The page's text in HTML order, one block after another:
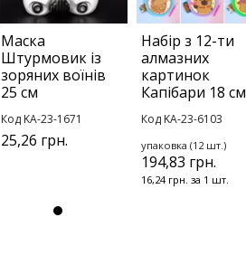
Маска
Штурмовик із
зоряних воїнів
25 см
Код KA-23-1671
25,26 грн.
Набір з 12-ти
алмазних
картинок
Капібари 18 см
Код KA-23-6103
упаковка (12 шт.)
194,83 грн.
16,24 грн. за 1 шт.